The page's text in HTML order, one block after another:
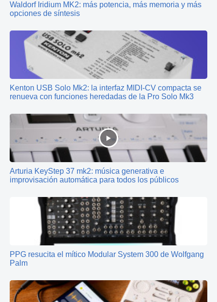
Waldorf Iridium MK2: más potencia, más memoria y más
opciones de síntesis
Kenton USB Solo Mk2: la interfaz MIDI‑CV compacta se
renueva con funciones heredadas de la Pro Solo Mk3
Arturia KeyStep 37 mk2: música generativa e
improvisación automática para todos los públicos
PPG resucita el mítico Modular System 300 de Wolfgang
Palm